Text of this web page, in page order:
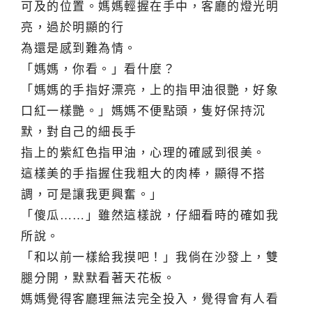
可及的位置。媽媽輕握在手中，客廳的燈光明
亮，過於明顯的行
為還是感到難為情。
「媽媽，你看。」看什麼？
「媽媽的手指好漂亮，上的指甲油很艷，好象
口紅一樣艷。」媽媽不便點頭，隻好保持沉
默，對自己的細長手
指上的紫紅色指甲油，心理的確感到很美。
這樣美的手指握住我粗大的肉棒，顯得不搭
調，可是讓我更興奮。」
「傻瓜……」雖然這樣說，仔細看時的確如我
所說。
「和以前一樣給我摸吧！」我倘在沙發上，雙
腿分開，默默看著天花板。
媽媽覺得客廳理無法完全投入，覺得會有人看